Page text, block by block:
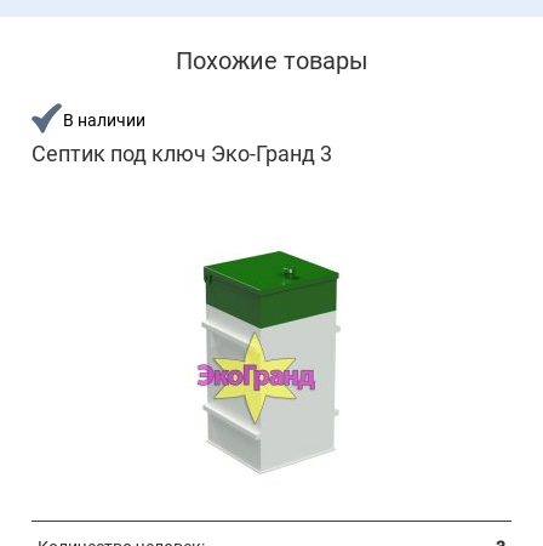
Похожие товары
В наличии
Септик под ключ Эко-Гранд 3